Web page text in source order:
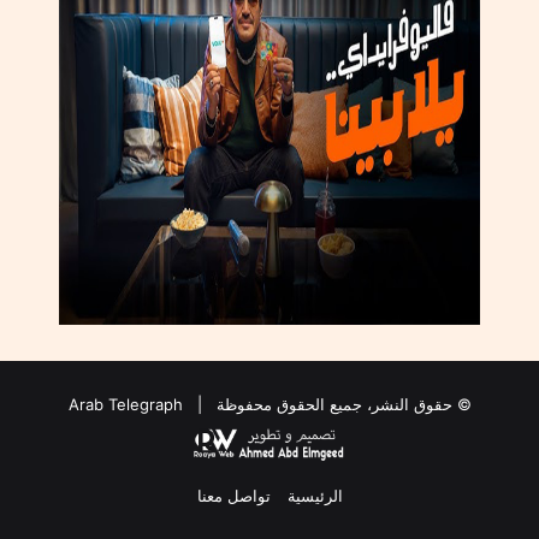
© حقوق النشر، جميع الحقوق محفوظة | Arab Telegraph
الرئيسية تواصل معنا